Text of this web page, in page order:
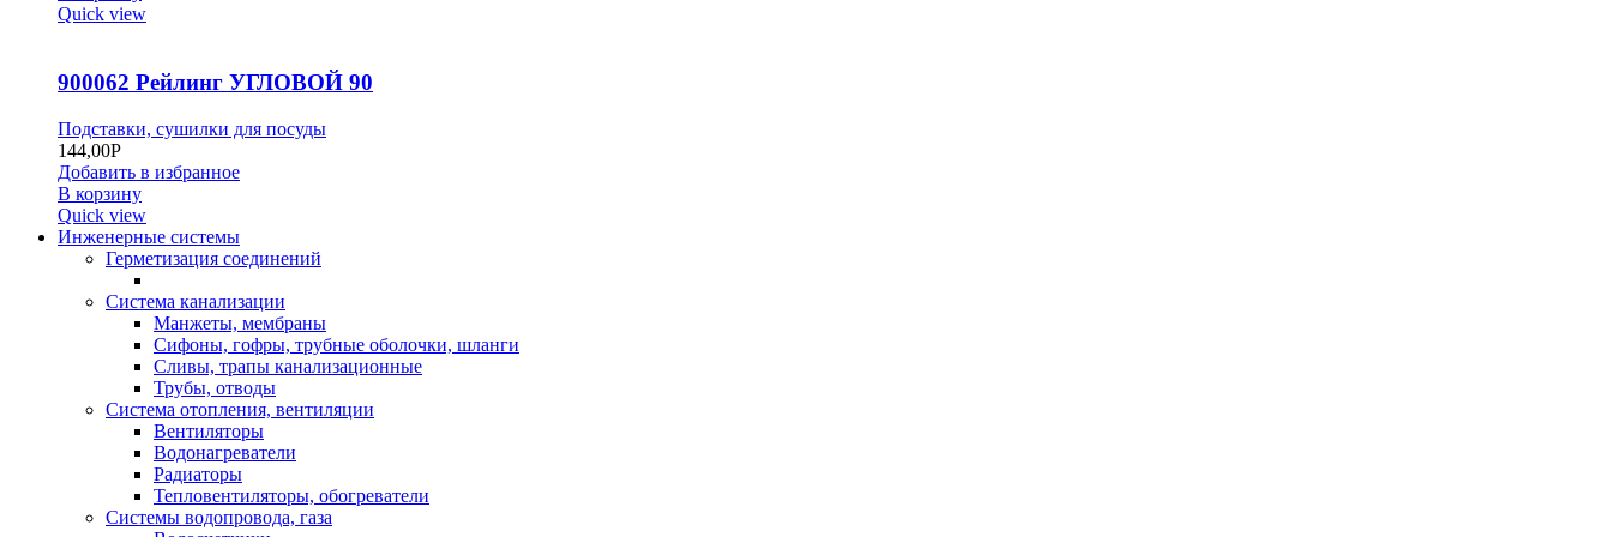
Quick view
900062 Рейлинг УГЛОВОЙ 90
Подставки, сушилки для посуды
144,00Р
Добавить в избранное
В корзину
Quick view
Инженерные системы
Герметизация соединений
Система канализации
Манжеты, мембраны
Сифоны, гофры, трубные оболочки, шланги
Сливы, трапы канализационные
Трубы, отводы
Система отопления, вентиляции
Вентиляторы
Водонагреватели
Радиаторы
Тепловентиляторы, обогреватели
Системы водопровода, газа